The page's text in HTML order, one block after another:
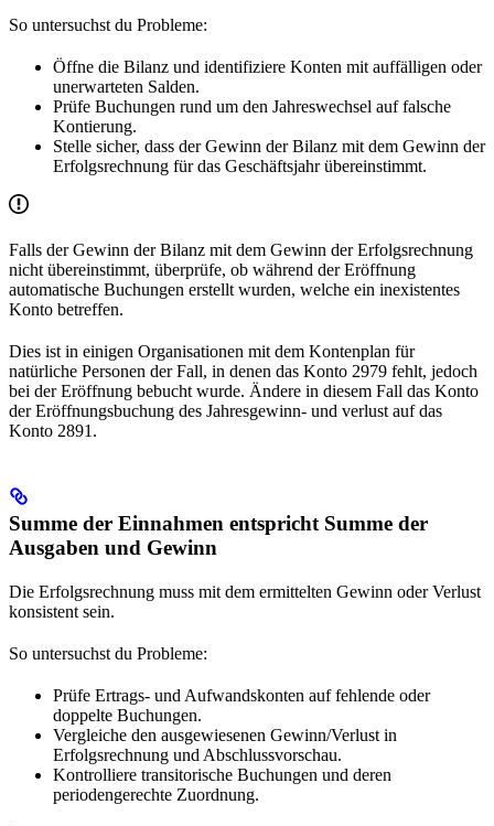
So untersuchst du Probleme:
Öffne die Bilanz und identifiziere Konten mit auffälligen oder
unerwarteten Salden.
Prüfe Buchungen rund um den Jahreswechsel auf falsche
Kontierung.
Stelle sicher, dass der Gewinn der Bilanz mit dem Gewinn der
Erfolgsrechnung für das Geschäftsjahr übereinstimmt.
Falls der Gewinn der Bilanz mit dem Gewinn der Erfolgsrechnung
nicht übereinstimmt, überprüfe, ob während der Eröffnung
automatische Buchungen erstellt wurden, welche ein inexistentes
Konto betreffen.
Dies ist in einigen Organisationen mit dem Kontenplan für
natürliche Personen der Fall, in denen das Konto 2979 fehlt, jedoch
bei der Eröffnung bebucht wurde. Ändere in diesem Fall das Konto
der Eröffnungsbuchung des Jahresgewinn- und verlust auf das
Konto 2891.
Summe der Einnahmen entspricht Summe der
Ausgaben und Gewinn
Die Erfolgsrechnung muss mit dem ermittelten Gewinn oder Verlust
konsistent sein.
So untersuchst du Probleme:
Prüfe Ertrags- und Aufwandskonten auf fehlende oder
doppelte Buchungen.
Vergleiche den ausgewiesenen Gewinn/Verlust in
Erfolgsrechnung und Abschlussvorschau.
Kontrolliere transitorische Buchungen und deren
periodengerechte Zuordnung.